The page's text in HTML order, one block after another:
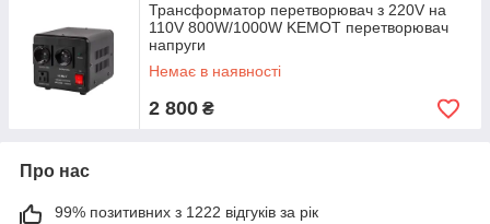
Трансформатор перетворювач з 220V на
110V 800W/1000W KEMOT перетворювач
напруги
Немає в наявності
2 800 ₴
Про нас
99% позитивних з 1222 відгуків за рік